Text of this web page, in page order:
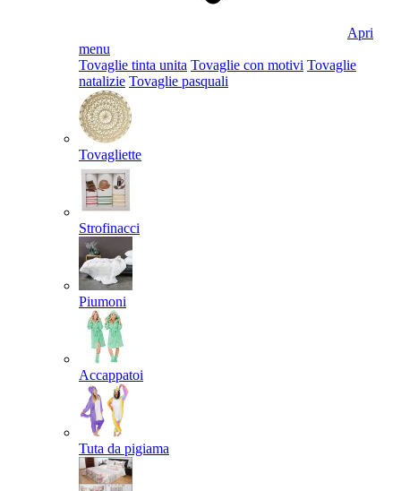
Apri
menu
Tovaglie tinta unita Tovaglie con motivi Tovaglie
natalizie Tovaglie pasquali
Tovagliette
Strofinacci
Piumoni
Accappatoi
Tuta da pigiama